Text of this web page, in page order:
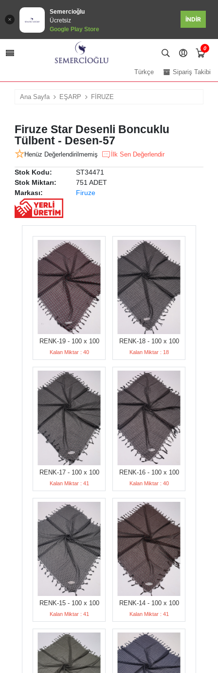
Semercioğlu
Ücretsiz
Google Play Store
İNDİR
0
Sipariş Takibi
Türkçe
Ana Sayfa EŞARP FİRUZE
Firuze Star Desenli Boncuklu
Tülbent - Desen-57
Henüz Değerlendirilmemiş İlk Sen Değerlendir
Stok Kodu:
ST34471
Stok Miktarı:
751 ADET
Markası:
Firuze
RENK-19 - 100 x 100
Kalan Miktar : 40
RENK-18 - 100 x 100
Kalan Miktar : 18
RENK-17 - 100 x 100
Kalan Miktar : 41
RENK-16 - 100 x 100
Kalan Miktar : 40
RENK-15 - 100 x 100
Kalan Miktar : 41
RENK-14 - 100 x 100
Kalan Miktar : 41